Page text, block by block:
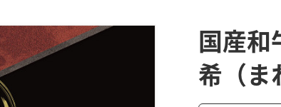
国産
希（ま